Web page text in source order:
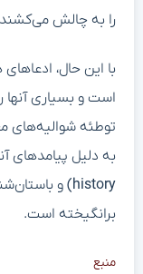
را به چالش
با این حال،
است و بسیاری
توطئه شوالیه‌های
به دلیل پیامدهای
history) و
برانگیخته است.
منبع